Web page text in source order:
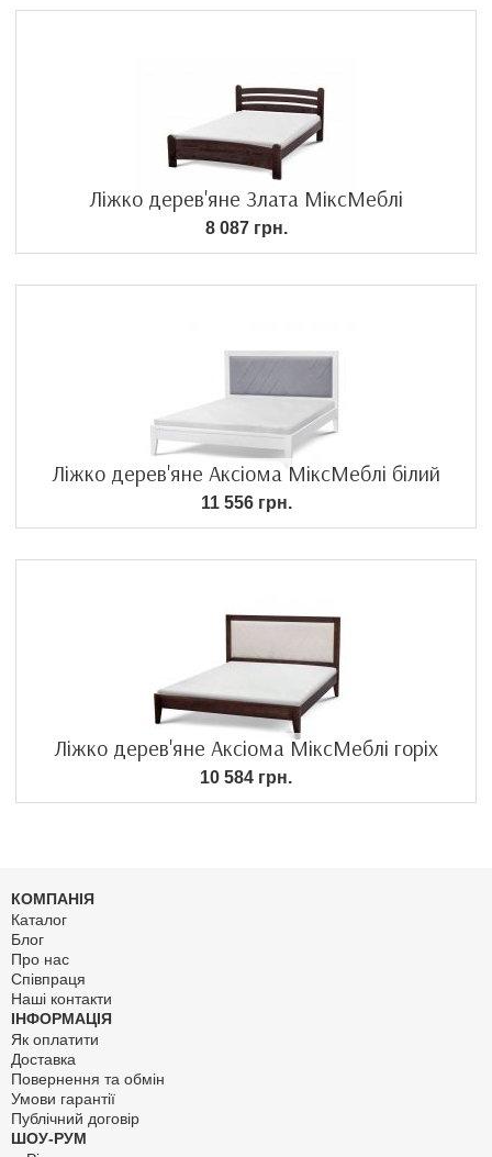
Ліжко дерев'яне Злата МіксМеблі
8 087 грн.
Ліжко дерев'яне Аксіома МіксМеблі білий
11 556 грн.
Ліжко дерев'яне Аксіома МіксМеблі горіх
10 584 грн.
КОМПАНІЯ
Каталог
Блог
Про нас
Співпраця
Наші контакти
ІНФОРМАЦІЯ
Як оплатити
Доставка
Повернення та обмін
Умови гарантії
Публічний договір
ШОУ-РУМ